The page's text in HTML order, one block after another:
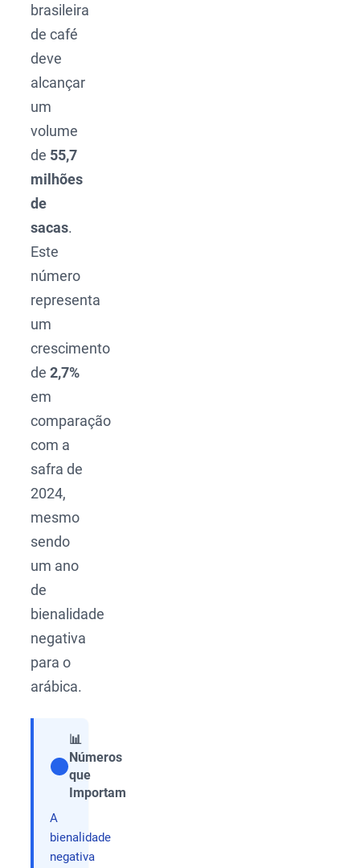
brasileira
de café
deve
alcançar
um
volume
de 55,7
milhões
de
sacas.
Este
número
representa
um
crescimento
de2,7%
em
comparação
com a
safra de
2024,
mesmo
sendo
um ano
de
bienalidade
negativa
para o
arábica.
📊
Números
que
Importam
A
bienalidade
negativa